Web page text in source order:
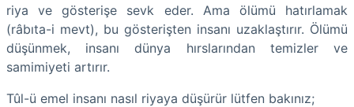
riya ve gösterişe sevk eder. Ama ölümü hatırlamak
(râbıta-i mevt), bu gösterişten insanı uzaklaştırır. Ölümü
düşünmek, insanı dünya hırslarından temizler ve
samimiyeti artırır.
Tûl-ü emel insanı nasıl riyaya düşürür lütfen bakınız;